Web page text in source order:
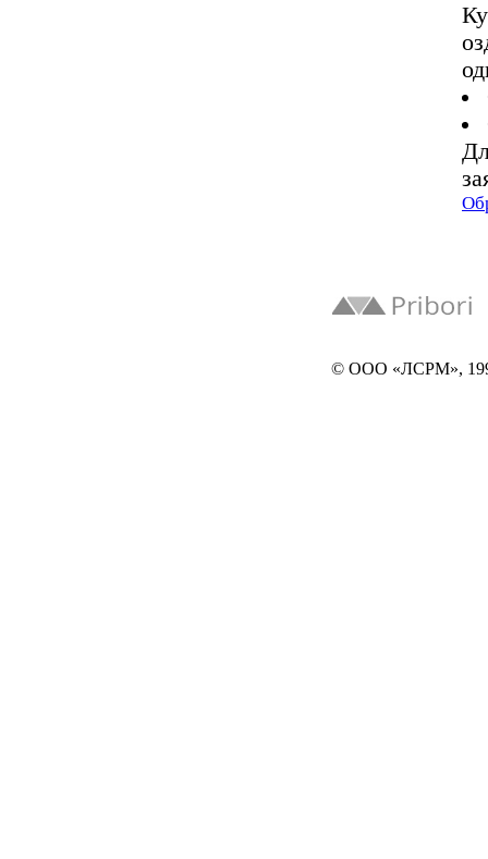
© ООО «ЛСРМ»,